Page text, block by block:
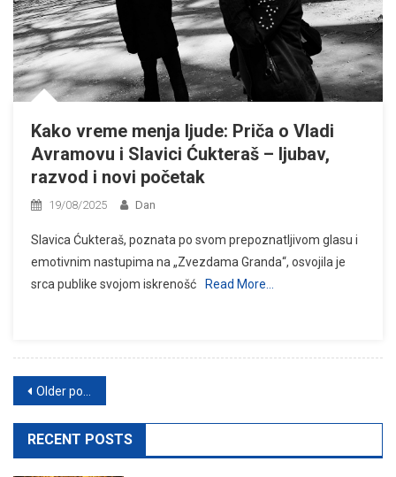
Kako vreme menja ljude: Priča o Vladi
Avramovu i Slavici Ćukteraš – ljubav,
razvod i novi početak
19/08/2025 Dan
Slavica Ćukteraš, poznata po svom prepoznatljivom glasu i
emotivnim nastupima na „Zvezdama Granda“, osvojila je
srca publike svojom iskrenošć
Read More…
Posts
navigation
Older posts
RECENT POSTS